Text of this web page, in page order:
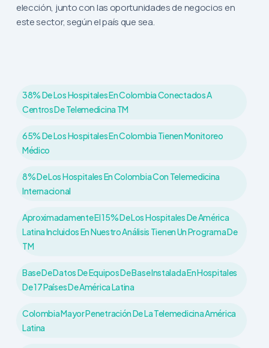
elección, junto con las oportunidades de negocios en
este sector, según el país que sea.
38% De Los Hospitales En Colombia Conectados A
Centros De Telemedicina TM
65% De Los Hospitales En Colombia Tienen Monitoreo
Médico
8% De Los Hospitales En Colombia Con Telemedicina
Internacional
Aproximadamente El 15% De Los Hospitales De América
Latina Incluidos En Nuestro Análisis Tienen Un Programa De
TM
Base De Datos De Equipos De Base Instalada En Hospitales
De 17 Países De América Latina
Colombia Mayor Penetración De La Telemedicina América
Latina